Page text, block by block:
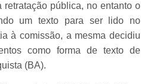
pública, no entanto o
um texto para ser lido no
à comissão, a mesma decidiu
como forma de texto de
(BA).